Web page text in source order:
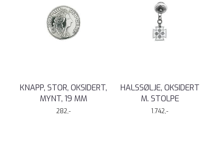
KNAPP, STOR, OKSIDERT,
MYNT, 19 MM
282,-
HALSSØLJE, OKSIDERT
M. STOLPE
1.742,-